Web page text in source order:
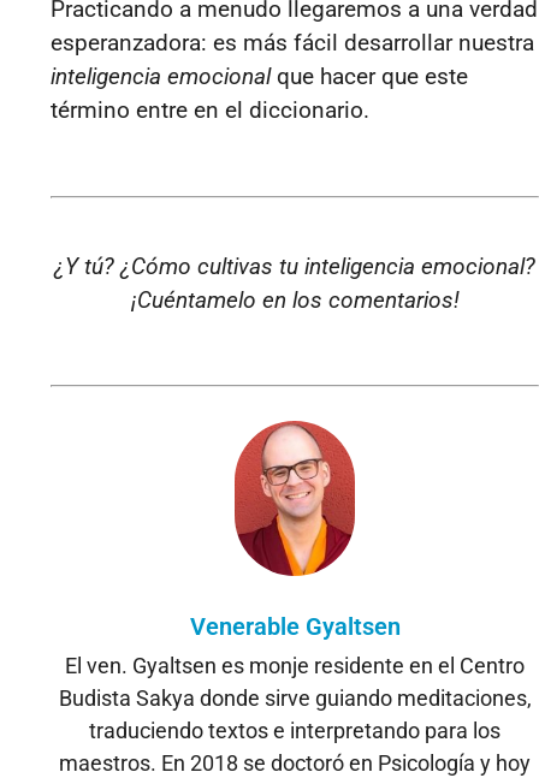
Practicando a menudo llegaremos a una verdad
esperanzadora: es más fácil desarrollar nuestra
inteligencia emocionalque hacer que este
término entre en el diccionario.
¿Y tú? ¿Cómo cultivas tu inteligencia emocional?
¡Cuéntamelo en los comentarios!
Venerable Gyaltsen
El ven. Gyaltsen es monje residente en el Centro
Budista Sakya donde sirve guiando meditaciones,
traduciendo textos e interpretando para los
maestros. En 2018 se doctoró en Psicología y hoy